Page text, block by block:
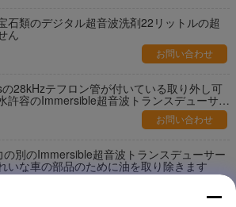
石類のデジタル超音波洗剤22リットルの超
ん
お問い合わせ
28kHzテフロン管が付いている取り外し可
許容のImmersible超音波トランスデューサー
お問い合わせ
の別のImmersible超音波トランスデューサー
いな車の部品のために油を取り除きます